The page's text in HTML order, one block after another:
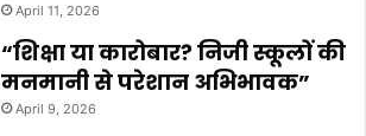
April 11, 2026
“शिक्षा या कारोबार? निजी स्कूलों की
मनमानी से परेशान अभिभावक”
April 9, 2026